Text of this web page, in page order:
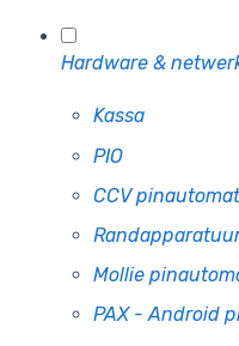
Hardware &
Kassa
PIO
CCV
Mollie
PAX - Android